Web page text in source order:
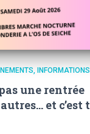
INFORMATIONS
pas une rentrée
et c’est